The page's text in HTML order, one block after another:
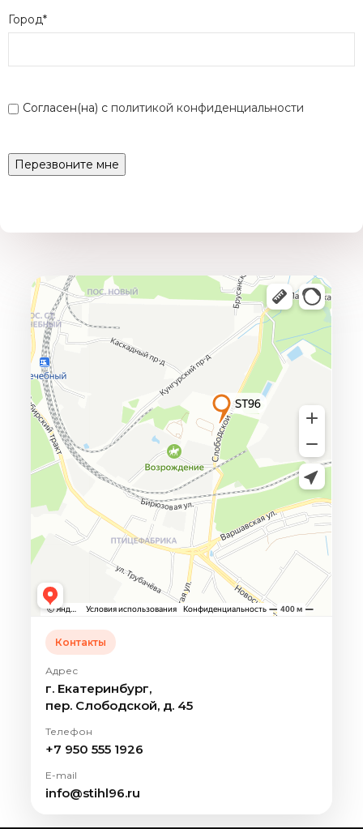
Город*
Согласен(на) с политикой конфиденциальности
Контакты
Адрес
г. Екатеринбург,
пер. Слободской, д. 45
Телефон
+7 950 555 1926
E-mail
info@stihl96.ru